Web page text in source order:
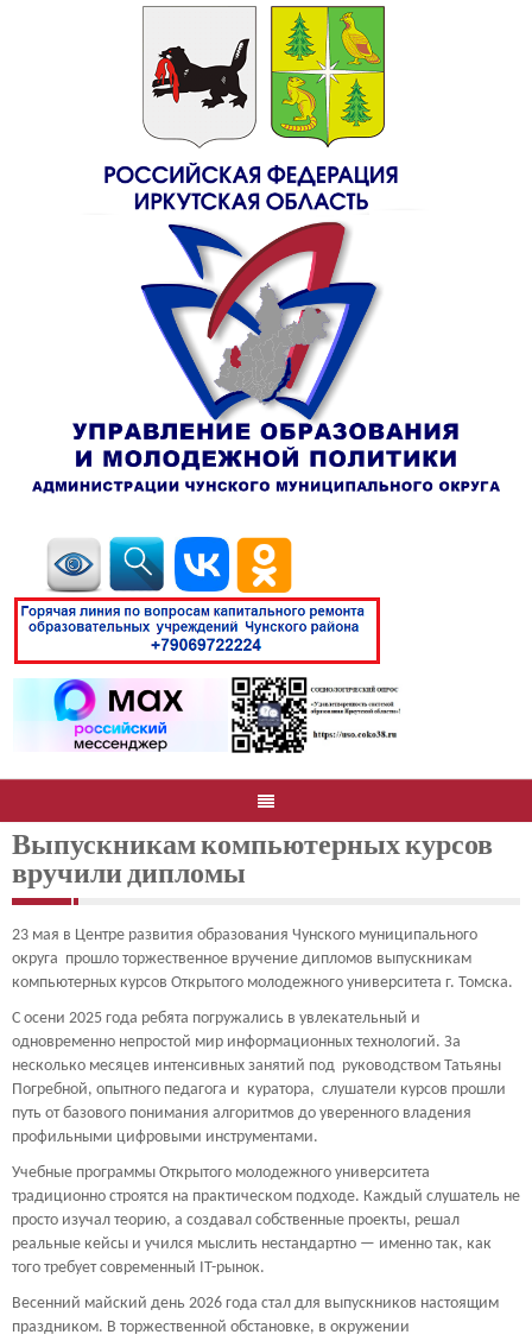
Выпускникам компьютерных курсов
вручили дипломы
23 мая в Центре развития образования Чунского муниципального
округа прошло торжественное вручение дипломов выпускникам
компьютерных курсов Открытого молодежного университета г. Томска.
С осени 2025 года ребята погружались в увлекательный и
одновременно непростой мир информационных технологий. За
несколько месяцев интенсивных занятий под руководством Татьяны
Погребной, опытного педагога и куратора, слушатели курсов прошли
путь от базового понимания алгоритмов до уверенного владения
профильными цифровыми инструментами.
Учебные программы Открытого молодежного университета
традиционно строятся на практическом подходе. Каждый слушатель не
просто изучал теорию, а создавал собственные проекты, решал
реальные кейсы и учился мыслить нестандартно — именно так, как
того требует современный IT-рынок.
Весенний майский день 2026 года стал для выпускников настоящим
праздником. В торжественной обстановке, в окружении